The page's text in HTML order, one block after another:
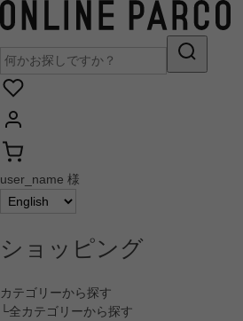
user_name 様
ショッピング
カテゴリーから探す
└全カテゴリーから探す